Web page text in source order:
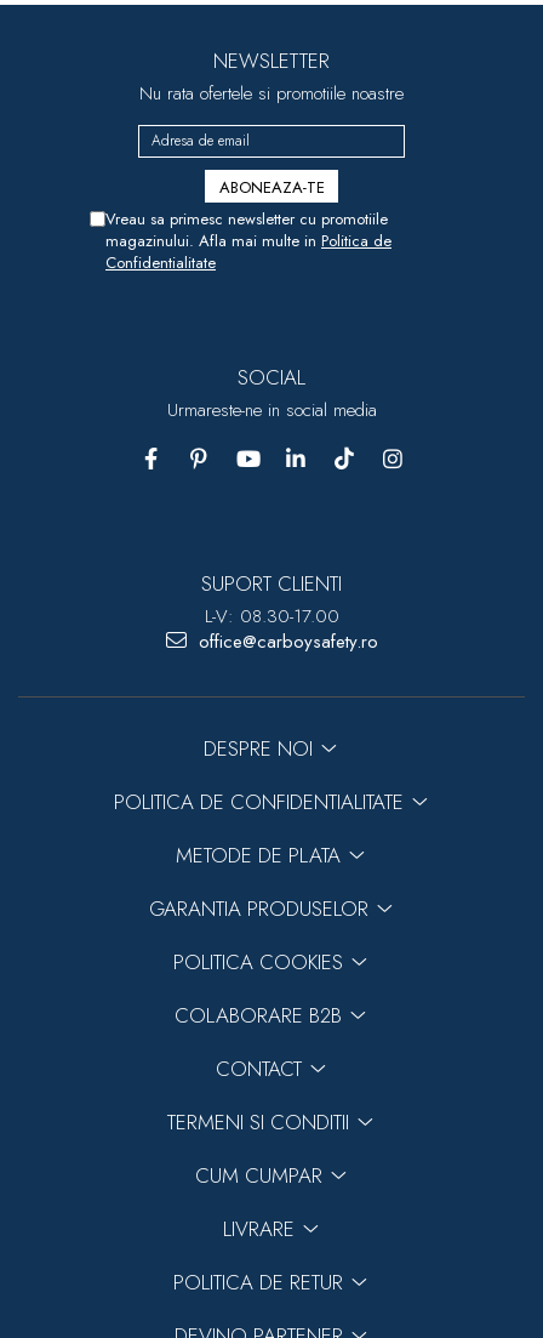
NEWSLETTER
Nu rata ofertele si promotiile noastre
Vreau sa primesc newsletter cu promotiile
magazinului. Afla mai multe in Politica de
Confidentialitate
SOCIAL
Urmareste-ne in social media
SUPORT CLIENTI
L-V: 08.30-17.00
office@carboysafety.ro
DESPRE NOI
POLITICA DE CONFIDENTIALITATE
METODE DE PLATA
GARANTIA PRODUSELOR
POLITICA COOKIES
COLABORARE B2B
CONTACT
TERMENI SI CONDITII
CUM CUMPAR
LIVRARE
POLITICA DE RETUR